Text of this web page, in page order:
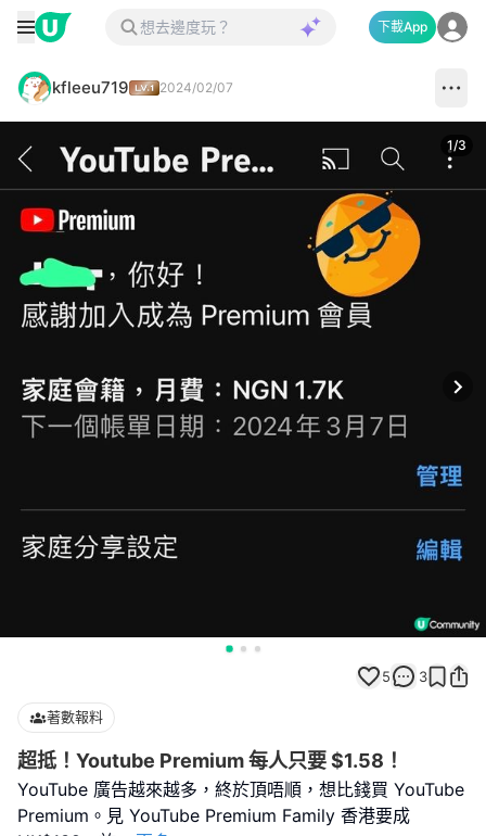
下載App
kfleeu719 2024/02/07
1/3
5 3
著數報料
超抵！Youtube Premium 每人只要 $1.58！
YouTube 廣告越來越多，終於頂唔順，想比錢買 YouTube
Premium。見 YouTube Premium Family 香港要成